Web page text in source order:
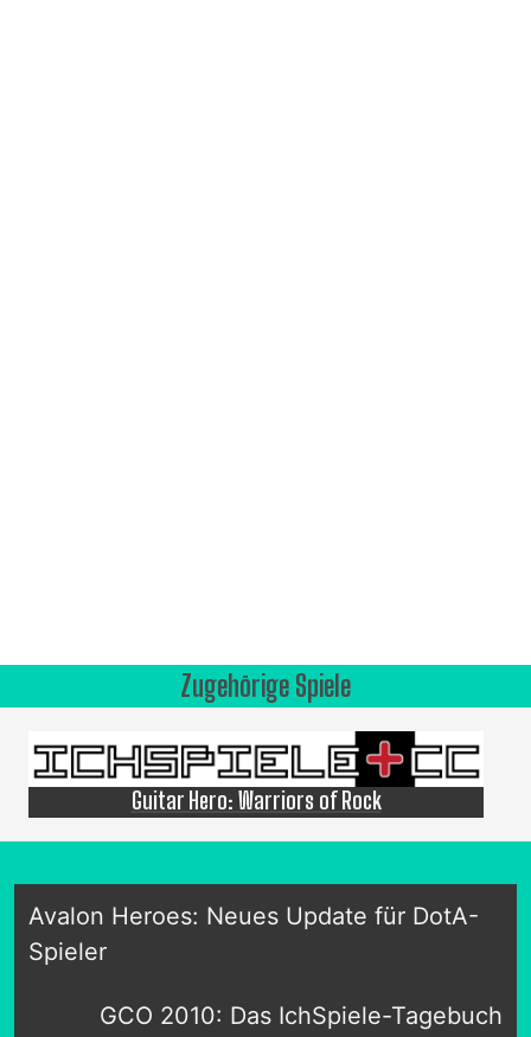
Zugehörige Spiele
Guitar Hero: Warriors of Rock
Avalon Heroes: Neues Update für DotA-
Spieler
GCO 2010: Das IchSpiele-Tagebuch